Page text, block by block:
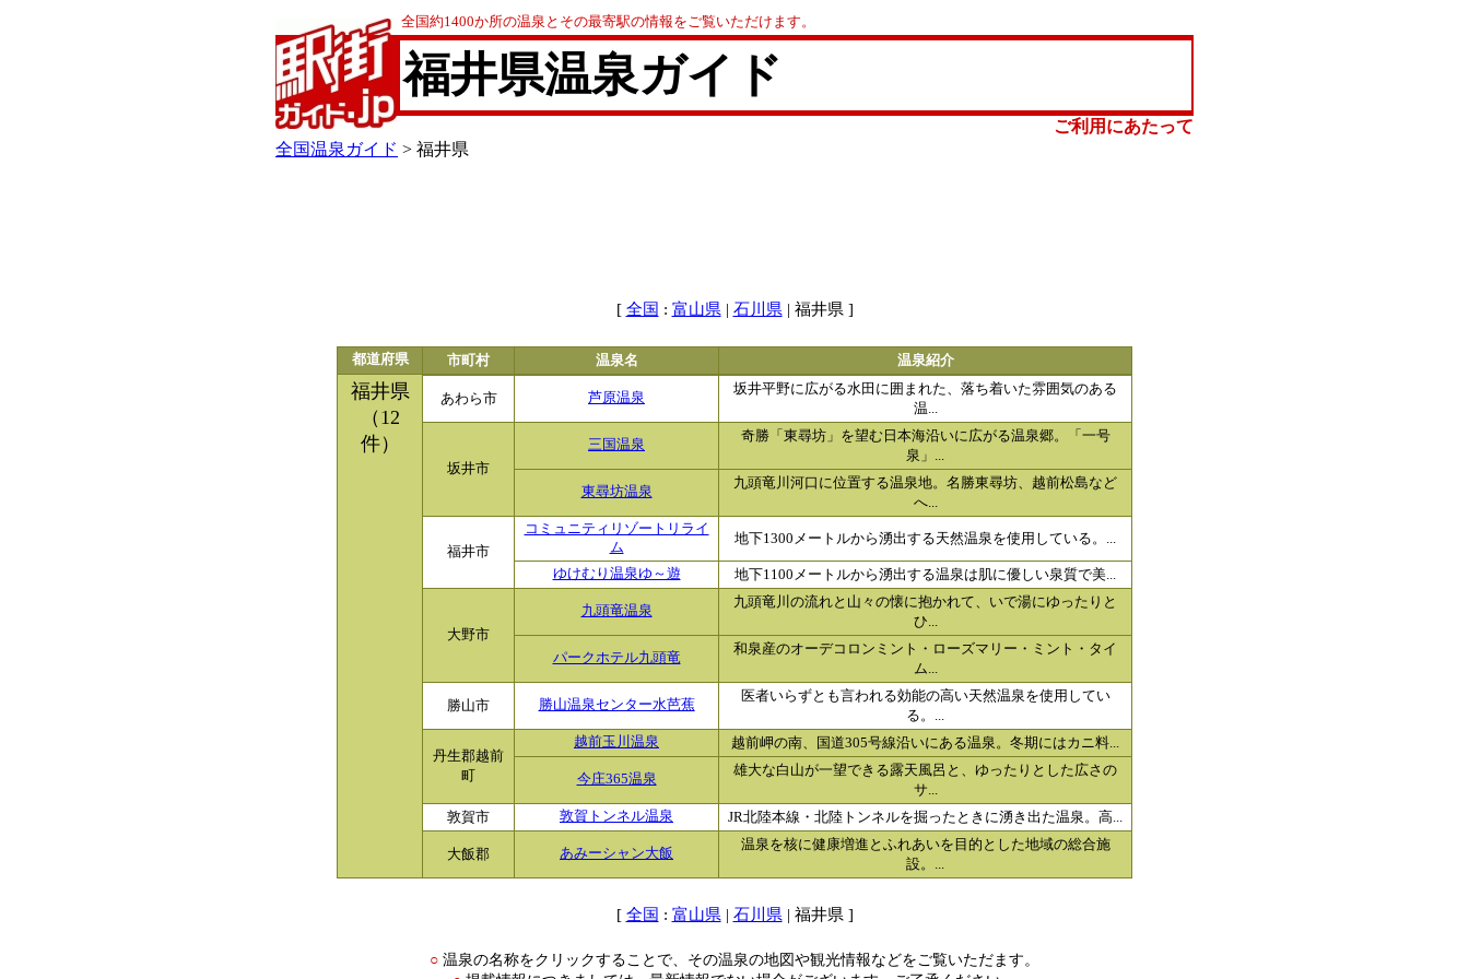
全国約1400か所の温泉とその最寄駅の情報をご覧いただけます。
福井県温泉ガイド
ご利用にあたって
全国温泉ガイド > 福井県
[ 全国 : 富山県 | 石川県 | 福井県 ]
都道府県 市町村 温泉名 温泉紹介
福井県
（12
件）
あわら市 芦原温泉
坂井平野に広がる水田に囲まれた、落ち着いた雰囲気のある
温...
坂井市
三国温泉
奇勝「東尋坊」を望む日本海沿いに広がる温泉郷。「一号
泉」...
東尋坊温泉
九頭竜川河口に位置する温泉地。名勝東尋坊、越前松島など
へ...
福井市
コミュニティリゾートリライ
ム
地下1300メートルから湧出する天然温泉を使用している。...
ゆけむり温泉ゆ～遊 地下1100メートルから湧出する温泉は肌に優しい泉質で美...
大野市
九頭竜温泉
九頭竜川の流れと山々の懐に抱かれて、いで湯にゆったりと
ひ...
パークホテル九頭竜
和泉産のオーデコロンミント・ローズマリー・ミント・タイ
ム...
勝山市 勝山温泉センター水芭蕉
医者いらずとも言われる効能の高い天然温泉を使用してい
る。...
丹生郡越前
町
越前玉川温泉 越前岬の南、国道305号線沿いにある温泉。冬期にはカニ料...
今庄365温泉
雄大な白山が一望できる露天風呂と、ゆったりとした広さの
サ...
敦賀市
敦賀トンネル温泉 JR北陸本線・北陸トンネルを掘ったときに湧き出た温泉。高...
大飯郡 あみーシャン大飯
温泉を核に健康増進とふれあいを目的とした地域の総合施
設。...
[ 全国 : 富山県 | 石川県 | 福井県 ]
○ 温泉の名称をクリックすることで、その温泉の地図や観光情報などをご覧いただます。